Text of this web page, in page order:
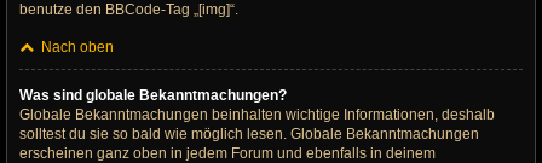
benutze den BBCode-Tag „[img]“.
Nach oben
Was sind globale Bekanntmachungen?
Globale Bekanntmachungen beinhalten wichtige Informationen, deshalb
solltest du sie so bald wie möglich lesen. Globale Bekanntmachungen
erscheinen ganz oben in jedem Forum und ebenfalls in deinem